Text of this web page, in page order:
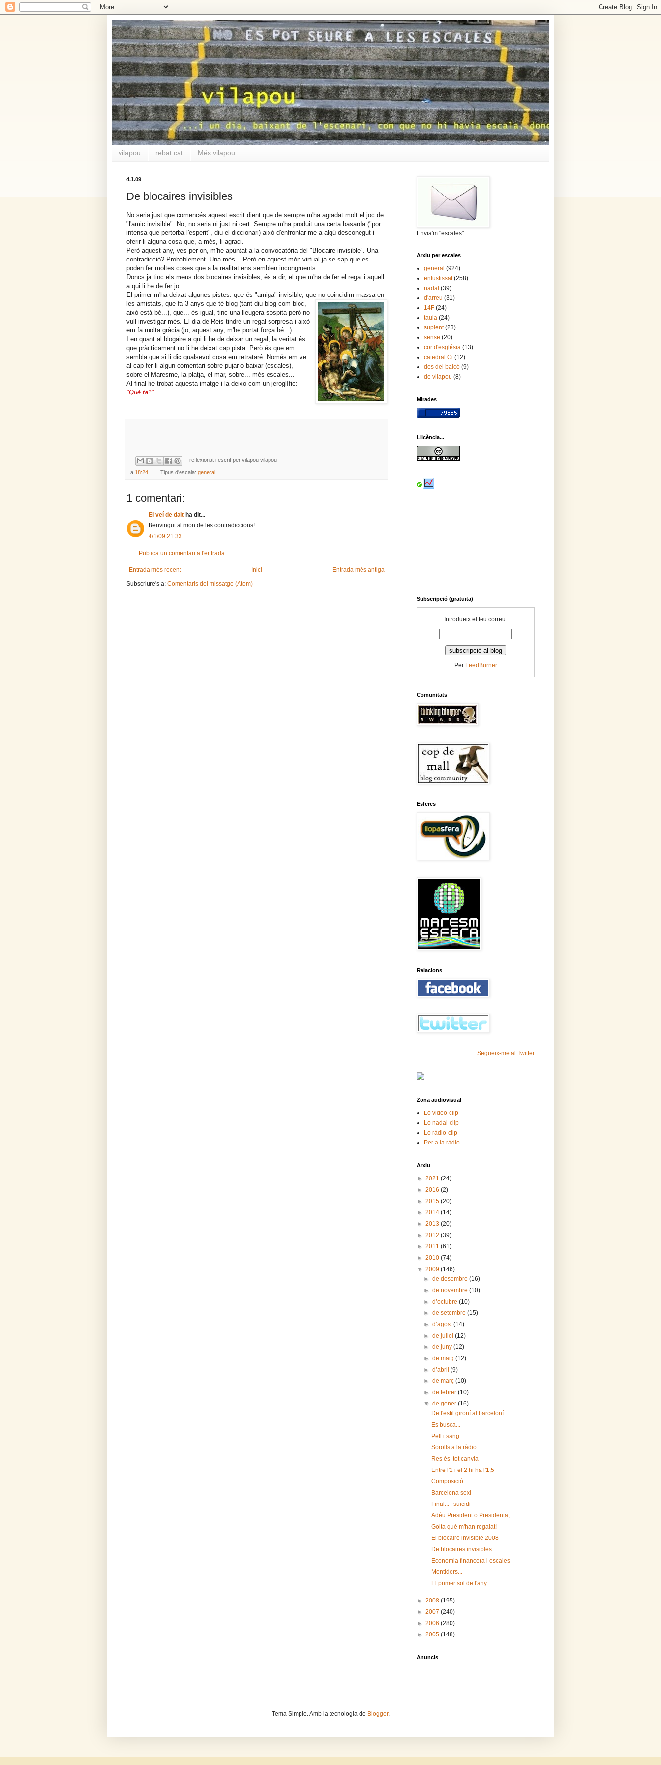
vilapou rebat.cat Més vilapou
4.1.09
De blocaires invisibles
No seria just que comencés aquest escrit dient que de sempre m'ha agradat molt el joc de
"l'amic invisible". No, no seria ni just ni cert. Sempre m'ha produit una certa basarda ("por
intensa que pertorba l'esperit", diu el diccionari) això d'enfrontar-me a algú desconegut i
oferir-li alguna cosa que, a més, li agradi.
Però aquest any, ves per on, m'he apuntat a la convocatòria del "Blocaire invisible". Una
contradicció? Probablement. Una més... Però en aquest món virtual ja se sap que es
poden fer moltes coses que a la realitat ens semblen incongruents.
Doncs ja tinc els meus dos blocaires invisibles, és a dir, el que m'ha de fer el regal i aquell
a qui li he de fer jo.
El primer m'ha deixat algunes pistes: que és "amiga" invisible, que no coincidim massa en
les amistats, que fa 3 anys que té blog (tant diu blog com bloc,
això està bé...), que... és igual, tinc una lleugera sospita però no
vull investigar més. El dia de Reis tindré un regal sorpresa i això
em fa molta gràcia (jo, aquest any, m'he portat força bé...).
I en quant al blogaire a qui li he de deixar un regal, la veritat és
que pràcticament no li he deixat cap pista. Però és que em
sembla que si li dic qualsevol cosa em retrataré. Només em ve
al cap fer-li algun comentari sobre pujar o baixar (escales),
sobre el Maresme, la platja, el mar, sobre... més escales...
Al final he trobat aquesta imatge i la deixo com un jeroglífic:
"Què fa?"
reflexionat i escrit per vilapou vilapou
a 18:24 Tipus d'escala: general
1 comentari:
El veí de dalt ha dit...
Benvingut al món de les contradiccions!
4/1/09 21:33
Publica un comentari a l'entrada
Entrada més recent Entrada més antiga
Inici
Subscriure's a: Comentaris del missatge (Atom)
Envia'm "escales"
Arxiu per escales
general (924)
enfustissat (258)
nadal (39)
d'arreu (31)
14F (24)
taula (24)
suplent (23)
sense (20)
cor d'església (13)
catedral Gi (12)
des del balcó (9)
de vilapou (8)
Mirades
Llicència...
Subscripció (gratuïta)
Introdueix el teu correu:
Per FeedBurner
Comunitats
Esferes
Relacions
Segueix-me al Twitter
Zona audiovisual
Lo video-clip
Lo nadal-clip
Lo ràdio-clip
Per a la ràdio
Arxiu
► 2021 (24)
► 2016 (2)
► 2015 (20)
► 2014 (14)
► 2013 (20)
► 2012 (39)
► 2011 (61)
► 2010 (74)
▼ 2009 (146)
►de desembre(16)
►de novembre(10)
►d’octubre(10)
►de setembre(15)
►d’agost(14)
►de juliol(12)
►de juny(12)
►de maig(12)
►d’abril(9)
►de març(10)
►de febrer(10)
▼de gener(16)
De l'estil gironí al barceloní...
Es busca...
Pell i sang
Sorolls a la ràdio
Res és, tot canvia
Entre l'1 i el 2 hi ha l'1,5
Composició
Barcelona sexi
Final... i suicidi
Adéu President o Presidenta,...
Goita què m'han regalat!
El blocaire invisible 2008
De blocaires invisibles
Economia financera i escales
Mentiders...
El primer sol de l'any
► 2008 (195)
► 2007 (240)
► 2006 (280)
► 2005 (148)
Anuncis
Tema Simple. Amb la tecnologia de Blogger.